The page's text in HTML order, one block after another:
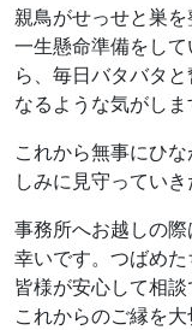
親鳥がせっせと巣
一生懸命準備をし
ら、毎日バタバタ
なるような気がしま
これから無事にひ
しみに見守っていき
事務所へお越しの
幸いです。つばめ
皆様が安心して相談
これからのご縁を